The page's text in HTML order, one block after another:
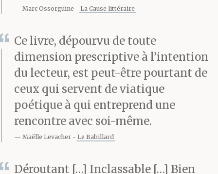
une joie jamais trop
joyeuse et un désespoir
encore plein de
ressources. Il se laisse
glisser dans les scories
du tiramisu et il n’a pas
peur d’affronter la
Marc Ossorguine La Cause littéraire
Ce livre, dépourvu de toute
dimension prescriptive à l’intention
du lecteur, est peut-être pourtant de
ceux qui servent de viatique
poétique à qui entreprend une
rencontre avec soi-même.
Maëlle Levacher Le Babillard
Déroutant […] Inclassable […] Bien